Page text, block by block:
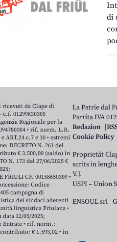
di
La Patrie dal
Partita IVA
Redazion
Cookie Policy
Proprietât
scrits in
V.J.
USPI – Union
ENSOUL srl-
da Clape di
01299830305
Regionale per la
• rif. norm. L.R.
ART.24 c.7 e 10 • estremi
DECRETO N. 261 del
€ 3.500,00 (saldo) in
N. 173 del 27/06/2025 €
CF. 00158650309 •
Codice
campagna di
dei sindaci aderenti
linguistica Friulana •
12/05/2025;
Entrate • rif. norm.:
€ 1.593,02 • in